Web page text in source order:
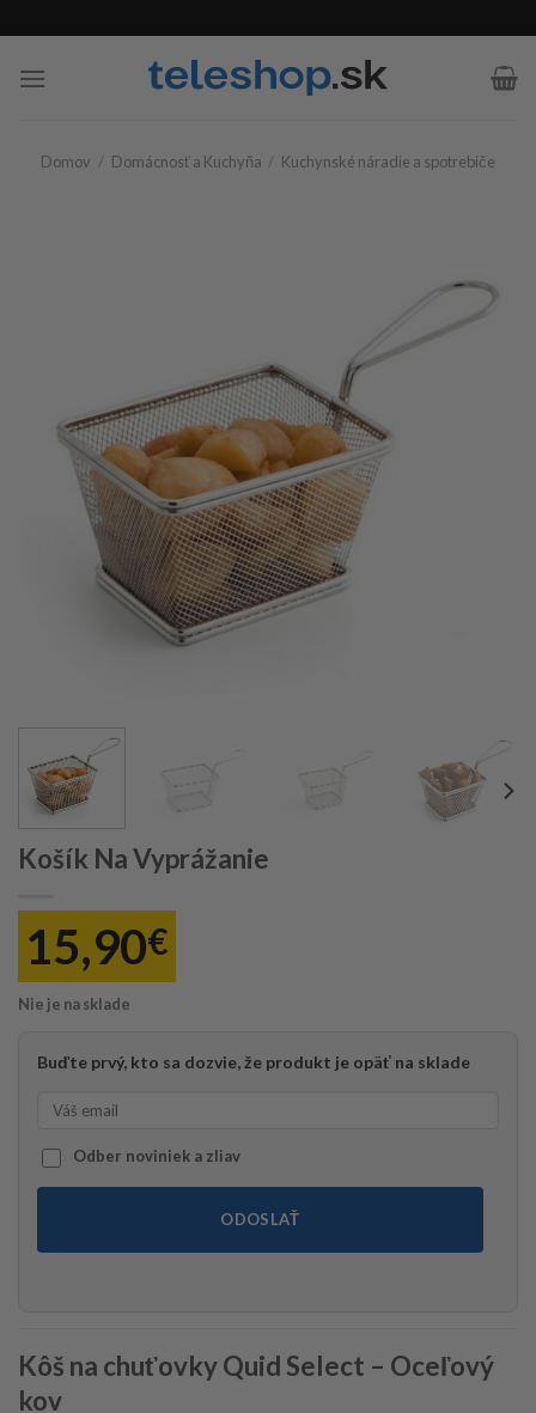
to
content
Domov / Domácnosť a Kuchyňa / Kuchynské náradie a spotrebiče
Košík Na Vyprážanie
15,90€
Nie je na sklade
Buďte prvý, kto sa dozvie, že produkt je opäť na sklade
Odber noviniek a zliav
ODOSLAŤ
Kôš na chuťovky Quid Select – Oceľový
kov